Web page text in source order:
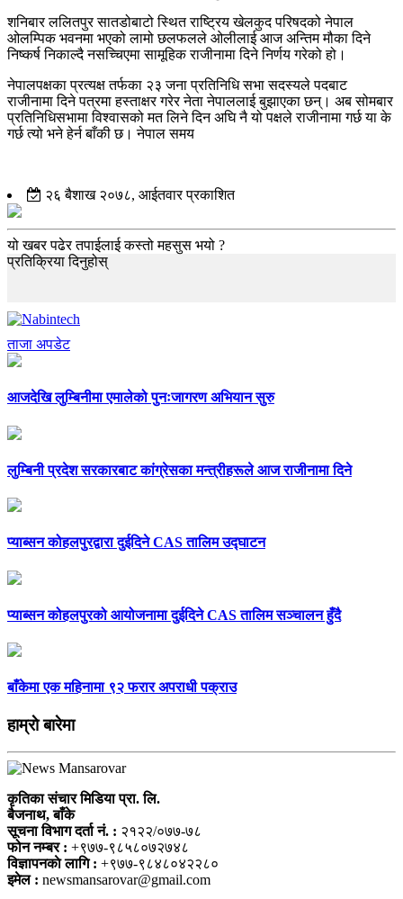
शनिबार ललितपुर सातडोबाटो स्थित राष्ट्रिय खेलकुद परिषदको नेपाल
ओलम्पिक भवनमा भएको लामो छलफलले ओलीलाई आज अन्तिम मौका दिने
निष्कर्ष निकाल्दै नसच्चिएमा सामूहिक राजीनामा दिने निर्णय गरेको हो।
नेपालपक्षका प्रत्यक्ष तर्फका २३ जना प्रतिनिधि सभा सदस्यले पदबाट
राजीनामा दिने पत्रमा हस्ताक्षर गरेर नेता नेपाललाई बुझाएका छन्। अब सोमबार
प्रतिनिधिसभामा विश्वासको मत लिने दिन अघि नै यो पक्षले राजीनामा गर्छ या के
गर्छ त्यो भने हेर्न बाँकी छ। नेपाल समय
२६ बैशाख २०७८, आईतवार प्रकाशित
यो खबर पढेर तपाईलाई कस्तो महसुस भयो ?
प्रतिक्रिया दिनुहोस्
ताजा अपडेट
आजदेखि लुम्बिनीमा एमालेको पुनःजागरण अभियान सुरु
लुम्बिनी प्रदेश सरकारबाट कांग्रेसका मन्त्रीहरूले आज राजीनामा दिने
प्याब्सन कोहलपुरद्वारा दुईदिने CAS तालिम उद्घाटन
प्याब्सन कोहलपुरको आयोजनामा दुईदिने CAS तालिम सञ्चालन हुँदै
बाँकेमा एक महिनामा ९२ फरार अपराधी पक्राउ
हाम्राे बारेमा
कृतिका संचार मिडिया प्रा. लि.
बैजनाथ, बाँके
सूचना विभाग दर्ता नं. : २१२२/०७७-७८
फोन नम्बर : +९७७-९८५८०७२७४८
विज्ञापनकाे लागि : +९७७-९८४८०४२२८०
इमेल : newsmansarovar@gmail.com